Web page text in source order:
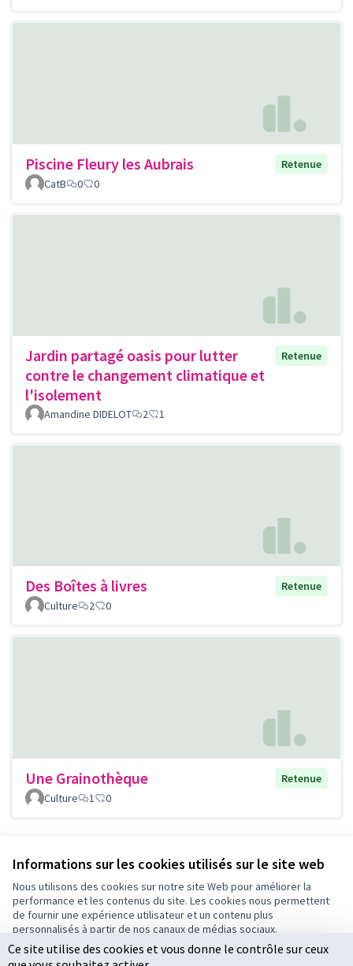
Informations sur les cookies utilisés sur le site web
Nous utilisons des cookies sur notre site Web pour améliorer la
performance et les contenus du site. Les cookies nous permettent
de fournir une expérience utilisateur et un contenu plus
personnalisés à partir de nos canaux de médias sociaux.
Tout accepter
Piscine Fleury les Aubrais
Retenue
CatB
0 0
Jardin partagé oasis pour lutter
contre le changement climatique et
l'isolement
Retenue
Amandine DIDELOT 2 1
Des Boîtes à livres
Retenue
Culture
2 0
Une Grainothèque
Retenue
Culture
1 0
Conditions d'utilisation
Paramètres des cookies
Ce site utilise des cookies et vous donne le contrôle sur ceux